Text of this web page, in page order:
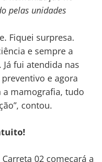
pelas unidades
Fiquei surpresa.
e sempre a
fui atendida nas
e agora
a mamografia, tudo
contou.
02 começará a